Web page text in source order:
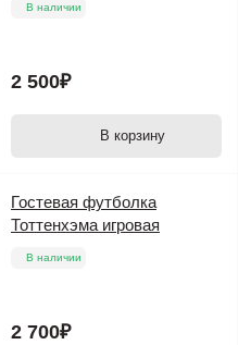
В наличии
2 500₽
В корзину
Гостевая футболка
Тоттенхэма игровая
В наличии
2 700₽